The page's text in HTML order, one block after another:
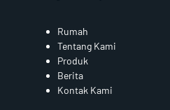
Rumah
Tentang Kami
Produk
Berita
Kontak Kami